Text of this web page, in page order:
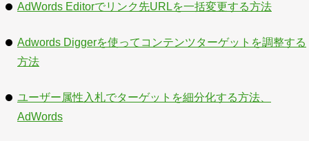
AdWords Editorでリンク先URLを一括変更する方法
Adwords Diggerを使ってコンテンツターゲットを調整する
方法
ユーザー属性入札でターゲットを細分化する方法、
AdWords